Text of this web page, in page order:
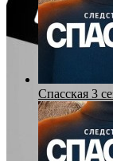
Спасская 3